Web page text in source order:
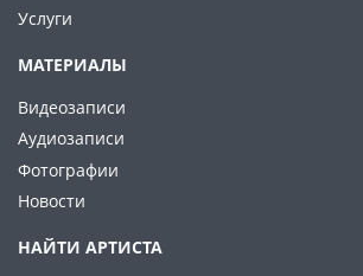
Услуги
МАТЕРИАЛЫ
Видеозаписи
Аудиозаписи
Фотографии
Новости
НАЙТИ АРТИСТА